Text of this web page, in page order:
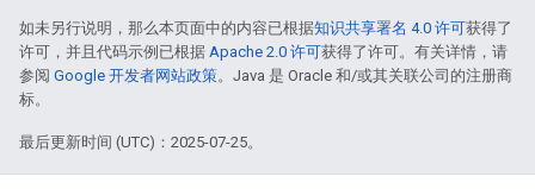
如未另行说明，那么本页面中的内容已根据知识共享署名 4.0 许可获得了
许可，并且代码示例已根据 Apache 2.0 许可获得了许可。有关详情，请
参阅 Google 开发者网站政策。Java 是 Oracle 和/或其关联公司的注册商
标。
最后更新时间 (UTC)：2025-07-25。